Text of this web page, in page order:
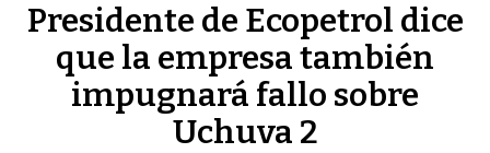
Presidente de Ecopetrol dice
que la empresa también
impugnará fallo sobre
Uchuva 2